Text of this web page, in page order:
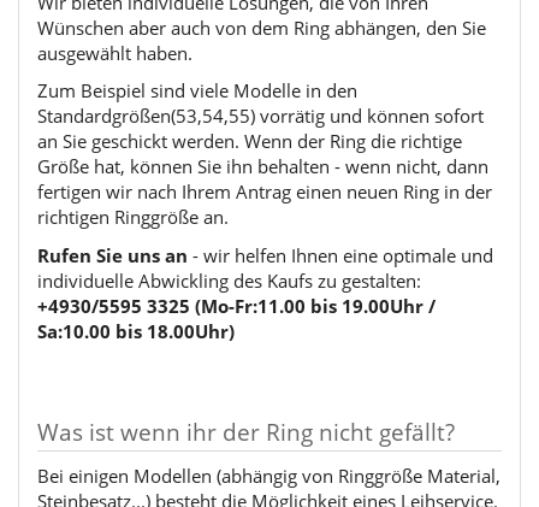
Wünschen aber auch von dem Ring abhängen, den Sie
ausgewählt haben.
Zum Beispiel sind viele Modelle in den
Standardgrößen(53,54,55) vorrätig und können sofort
an Sie geschickt werden. Wenn der Ring die richtige
Größe hat, können Sie ihn behalten - wenn nicht, dann
fertigen wir nach Ihrem Antrag einen neuen Ring in der
richtigen Ringgröße an.
Rufen Sie uns an - wir helfen Ihnen eine optimale und
individuelle Abwickling des Kaufs zu gestalten:
+4930/5595 3325 (Mo-Fr:11.00 bis 19.00Uhr /
Sa:10.00 bis 18.00Uhr)
Was ist wenn ihr der Ring nicht gefällt?
Bei einigen Modellen (abhängig von Ringgröße Material,
Steinbesatz...) besteht die Möglichkeit eines Leihservice.